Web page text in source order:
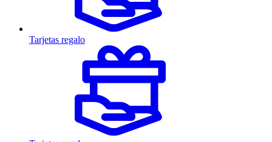
Tarjetas regalo